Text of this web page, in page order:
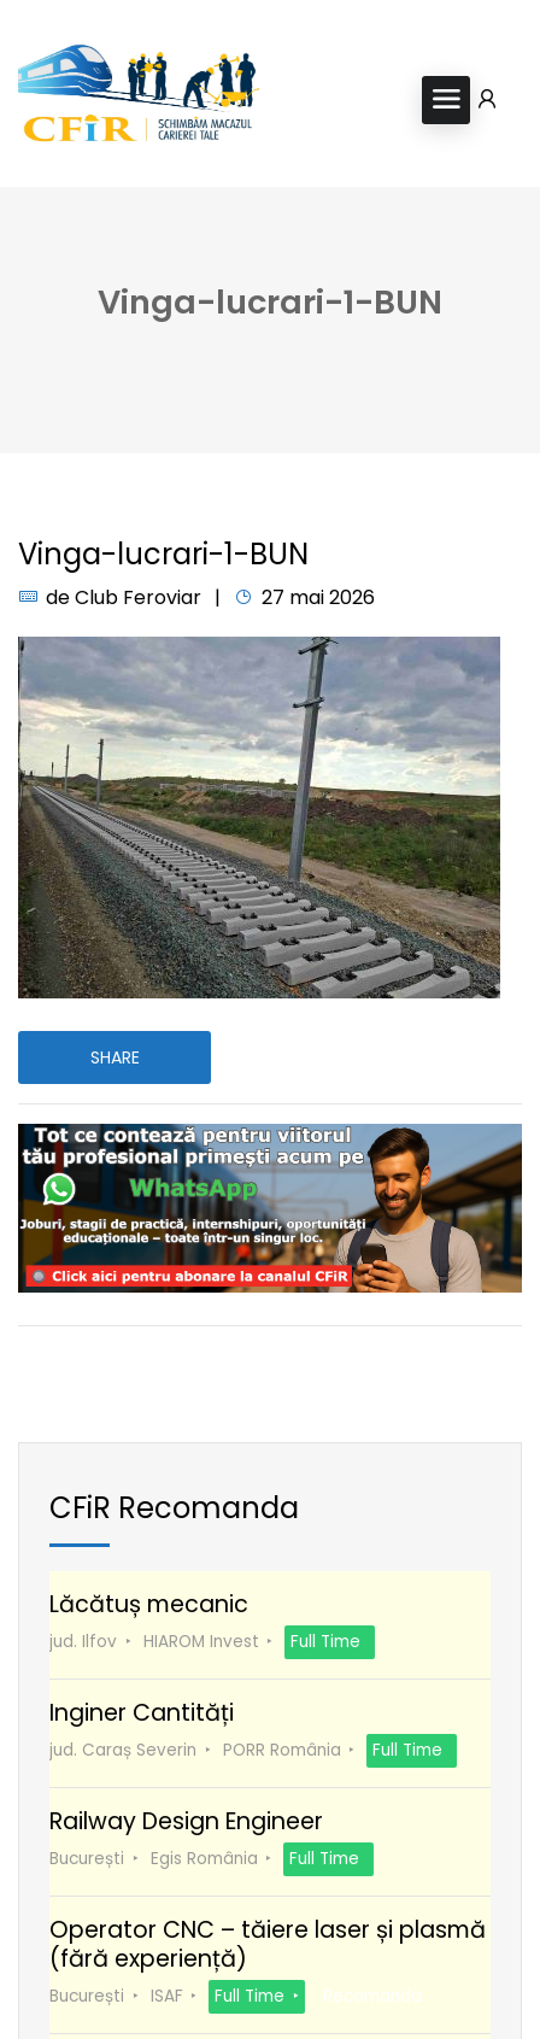
Vinga-lucrari-1-BUN
Vinga-lucrari-1-BUN
deClub Feroviar 27 mai 2026
SHARE
CFiR Recomanda
Lăcătuș mecanic
jud. Ilfov HIAROM Invest Full Time
Inginer Cantități
jud. Caraș Severin PORR România Full Time
Railway Design Engineer
București Egis România Full Time
Operator CNC – tăiere laser și plasmă
(fără experiență)
București ISAF Full Time Recomanda